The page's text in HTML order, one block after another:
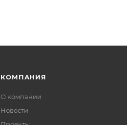
КОМПАНИЯ
О компании
Новости